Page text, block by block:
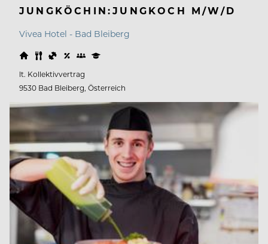
JUNGKÖCHIN:JUNGKOCH M/W/D
Vivea Hotel - Bad Bleiberg
lt. Kollektivvertrag
9530 Bad Bleiberg, Österreich